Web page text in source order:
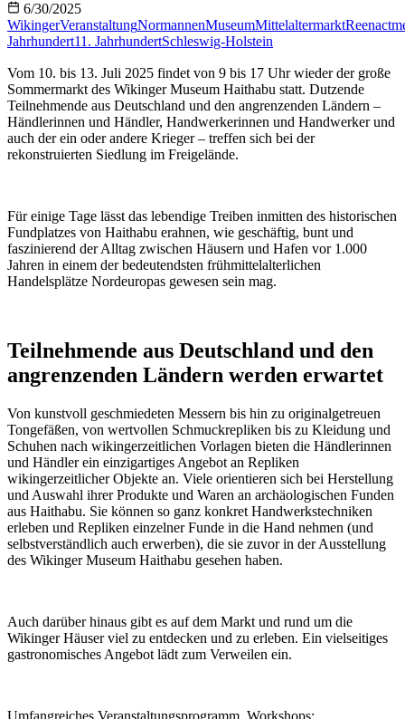
6/30/2025
WikingerVeranstaltungNormannenMuseumMittelaltermarkt
Jahrhundert11. JahrhundertSchleswig-Holstein
Vom 10. bis 13. Juli 2025 findet von 9 bis 17 Uhr wieder der große
Sommermarkt des Wikinger Museum Haithabu statt. Dutzende
Teilnehmende aus Deutschland und den angrenzenden Ländern –
Händlerinnen und Händler, Handwerkerinnen und Handwerker und
auch der ein oder andere Krieger – treffen sich bei der
rekonstruierten Siedlung im Freigelände.
Für einige Tage lässt das lebendige Treiben inmitten des historischen
Fundplatzes von Haithabu erahnen, wie geschäftig, bunt und
faszinierend der Alltag zwischen Häusern und Hafen vor 1.000
Jahren in einem der bedeutendsten frühmittelalterlichen
Handelsplätze Nordeuropas gewesen sein mag.
Teilnehmende aus Deutschland und den
angrenzenden Ländern werden erwartet
Von kunstvoll geschmiedeten Messern bis hin zu originalgetreuen
Tongefäßen, von wertvollen Schmuckrepliken bis zu Kleidung und
Schuhen nach wikingerzeitlichen Vorlagen bieten die Händlerinnen
und Händler ein einzigartiges Angebot an Repliken
wikingerzeitlicher Objekte an. Viele orientieren sich bei Herstellung
und Auswahl ihrer Produkte und Waren an archäologischen Funden
aus Haithabu. Sie können so ganz konkret Handwerkstechniken
erleben und Repliken einzelner Funde in die Hand nehmen (und
selbstverständlich auch erwerben), die sie zuvor in der Ausstellung
des Wikinger Museum Haithabu gesehen haben.
Auch darüber hinaus gibt es auf dem Markt und rund um die
Wikinger Häuser viel zu entdecken und zu erleben. Ein vielseitiges
gastronomisches Angebot lädt zum Verweilen ein.